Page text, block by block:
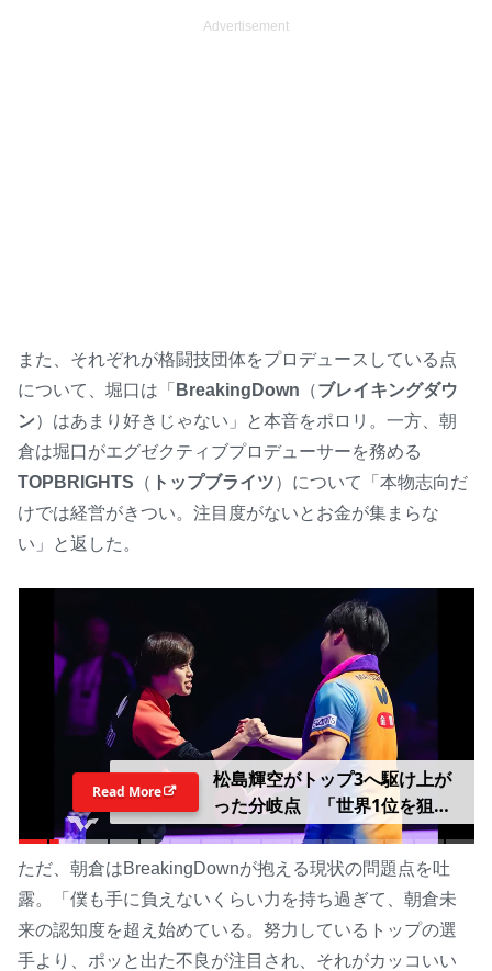
Advertisement
また、それぞれが格闘技団体をプロデュースしている点
について、堀口は「 BreakingDown （ブレイキングダウ
ン）はあまり好きじゃない」と本音をポロリ。一方、朝
倉は堀口がエグゼクティブプロデューサーを務める
TOPBRIGHTS （ トップブライツ）について「本物志向だ
けでは経営がきつい。注目度がないとお金が集まらな
い」と返した。
松島輝空がトップ3へ駆け上が
った分岐点 「世界1位を狙わ
ないのなら一緒にいない」コー
チが語るサウスポーの進化の理
Read More
ただ、朝倉はBreakingDownが抱える現状の問題点を吐
露。「僕も手に負えないくらい力を持ち過ぎて、朝倉未
来の認知度を超え始めている。努力しているトップの選
手より、ポッと出た不良が注目され、それがカッコいい